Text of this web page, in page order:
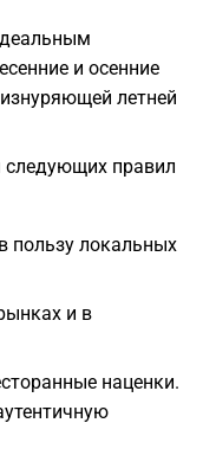
и осенние
летней
следующих правил
пользу локальных
и в
наценки.